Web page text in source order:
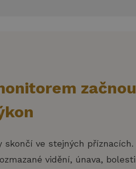
začnou
skončí ve stejných příznacích.
vidění, únava, bolesti